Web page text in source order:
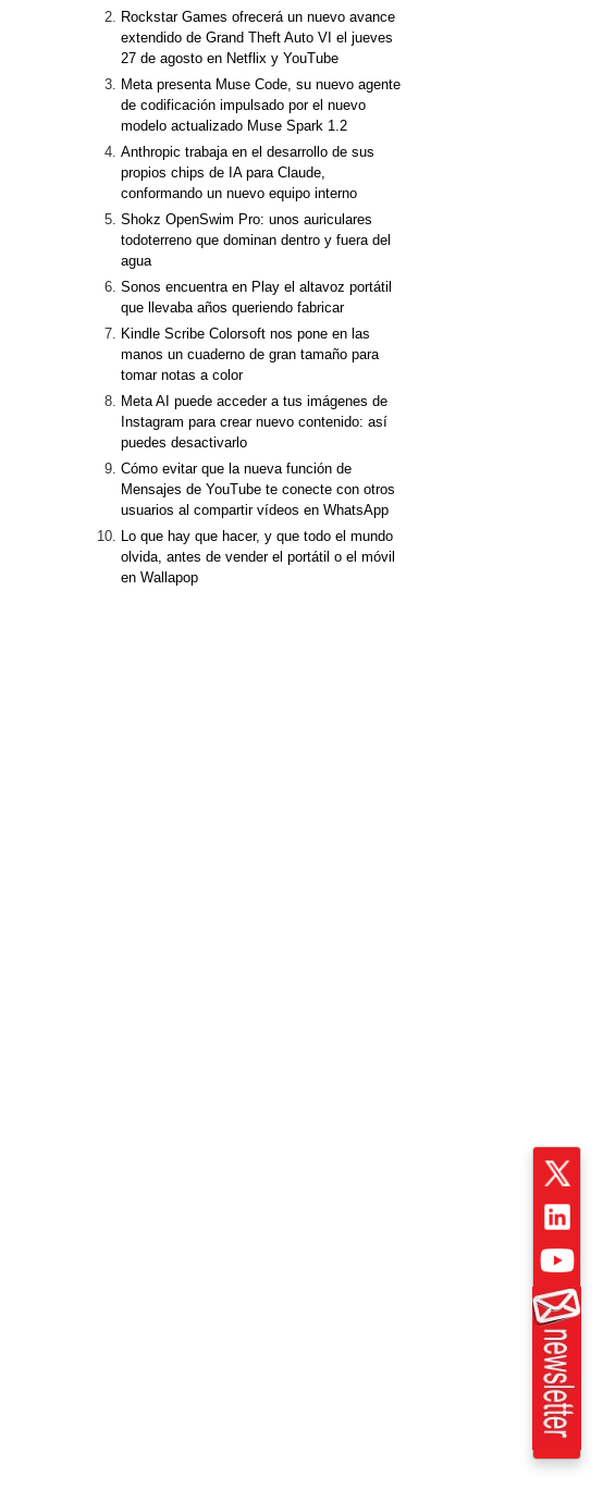
Rockstar Games ofrecerá un nuevo avance
extendido de Grand Theft Auto VI el jueves
27 de agosto en Netflix y YouTube
Meta presenta Muse Code, su nuevo agente
de codificación impulsado por el nuevo
modelo actualizado Muse Spark 1.2
Anthropic trabaja en el desarrollo de sus
propios chips de IA para Claude,
conformando un nuevo equipo interno
Shokz OpenSwim Pro: unos auriculares
todoterreno que dominan dentro y fuera del
agua
Sonos encuentra en Play el altavoz portátil
que llevaba años queriendo fabricar
Kindle Scribe Colorsoft nos pone en las
manos un cuaderno de gran tamaño para
tomar notas a color
Meta AI puede acceder a tus imágenes de
Instagram para crear nuevo contenido: así
puedes desactivarlo
Cómo evitar que la nueva función de
Mensajes de YouTube te conecte con otros
usuarios al compartir vídeos en WhatsApp
Lo que hay que hacer, y que todo el mundo
olvida, antes de vender el portátil o el móvil
en Wallapop